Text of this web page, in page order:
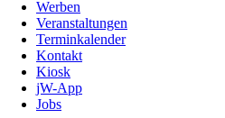
Werben
Veranstaltungen
Terminkalender
Kontakt
Kiosk
jW-App
Jobs